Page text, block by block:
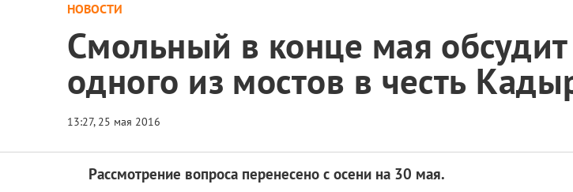
НОВОСТИ
Смольный в конце мая
одного из мостов в честь
Рассмотрение вопроса перенесено с осени на 30 мая.